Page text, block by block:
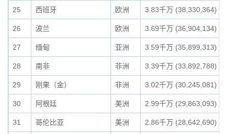
25 西班牙 欧洲 3.83千万 (38,330,364)
26 波兰 欧洲 3.69千万 (36,904,134)
27 缅甸 亚洲 3.59千万 (35,899,313)
28 南非 非洲 3.39千万 (33,892,788)
29 刚果（金） 非洲 3.02千万 (30,245,081)
30 阿根廷 美洲 2.99千万 (29,863,093)
31 哥伦比亚 美洲 2.86千万 (28,642,690)